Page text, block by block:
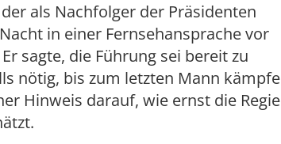
als Nachfolger der Präsidenten
in einer Fernsehansprache vor
sagte, die Führung sei bereit zu
nötig, bis zum letzten Mann
Hinweis darauf, wie ernst die